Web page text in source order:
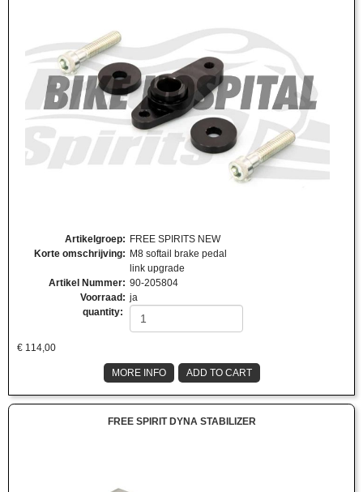
Artikelgroep: FREE SPIRITS NEW
Korte omschrijving: M8 softail brake pedal
link upgrade
Artikel Nummer: 90-205804
Voorraad : ja
quantity:
€ 114,00
MORE INFO ADD TO CART
FREE SPIRIT DYNA STABILIZER